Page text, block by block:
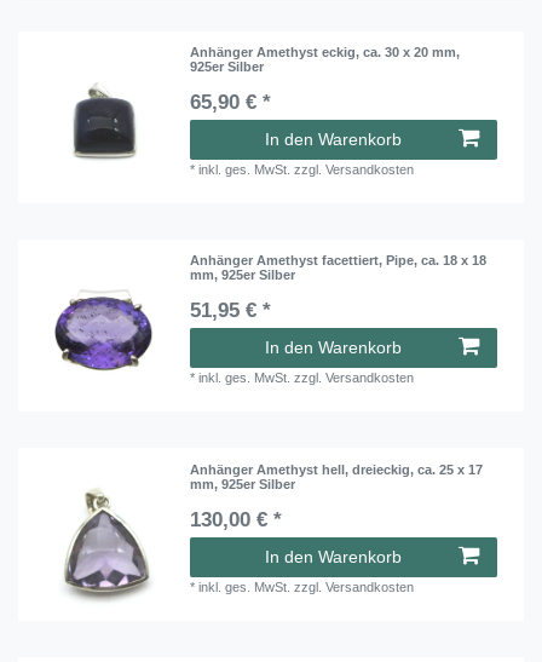
Anhänger Amethyst eckig, ca. 30 x 20 mm,
925er Silber
65,90 € *
In den Warenkorb
*inkl. ges. MwSt. zzgl.Versandkosten
Anhänger Amethyst facettiert, Pipe, ca. 18 x 18
mm, 925er Silber
51,95 € *
In den Warenkorb
*inkl. ges. MwSt. zzgl.Versandkosten
Anhänger Amethyst hell, dreieckig, ca. 25 x 17
mm, 925er Silber
130,00 € *
In den Warenkorb
*inkl. ges. MwSt. zzgl.Versandkosten